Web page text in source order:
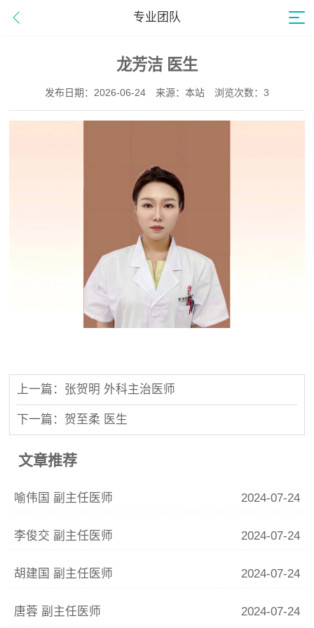
专业团队
龙芳洁 医生
发布日期：2026-06-24 来源：本站 浏览次数：3
上一篇：张贺明 外科主治医师
下一篇：贺至柔 医生
文章推荐
喻伟国 副主任医师 2024-07-24
李俊交 副主任医师 2024-07-24
胡建国 副主任医师 2024-07-24
唐蓉 副主任医师 2024-07-24